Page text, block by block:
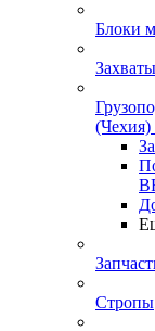
Блоки
(Чехия)
Стропы